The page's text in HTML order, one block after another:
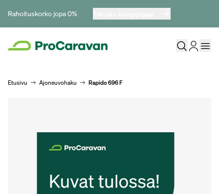
Rahoituskorko jopa 0%
Etusivu Ajoneuvohaku Rapido 696 F